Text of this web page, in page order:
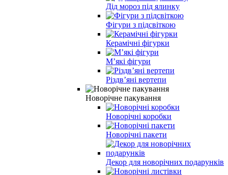
Дід мороз під ялинку
Фігури з підсвіткою
Керамічні фігурки
М’які фігури
Різдв’яні вертепи
Новорічне пакування
Новорічні коробки
Новорічні пакети
Декор для новорічних подарунків